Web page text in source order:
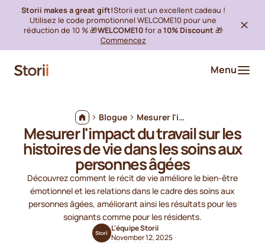
Storii makes a great gift!Storii est un excellent cadeau !
Utilisez le code promotionnel WELCOME10 pour une
réduction de 10 % 🎁WELCOME10for a10% Discount 🎁
Commencez
Menu
Blogue Mesurer l'impact du travail sur les histoires de vie dans les soins aux personnes âgées
Mesurer l'impact du travail sur les
histoires de vie dans les soins aux
personnes âgées
Découvrez comment le récit de vie améliore le bien-être
émotionnel et les relations dans le cadre des soins aux
personnes âgées, améliorant ainsi les résultats pour les
soignants comme pour les résidents.
L'équipe Storii
November 12, 2025